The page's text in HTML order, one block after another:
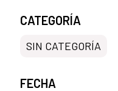
CATEGORÍA
SIN CATEGORÍA
FECHA